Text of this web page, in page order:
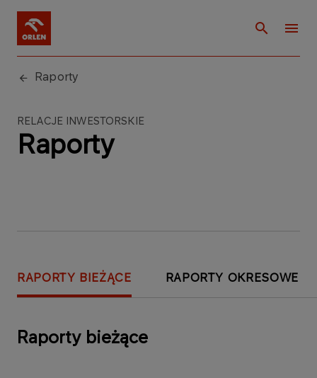
Raporty
RELACJE INWESTORSKIE
Raporty
RAPORTY BIEŻĄCE RAPORTY OKRESOWE
Raporty bieżące